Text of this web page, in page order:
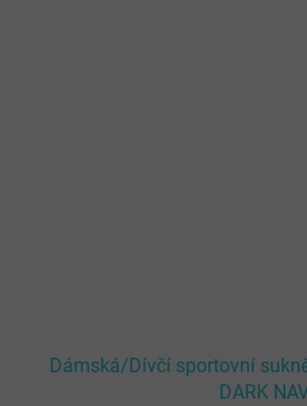
Dámská/Dívčí sportovní
DARK